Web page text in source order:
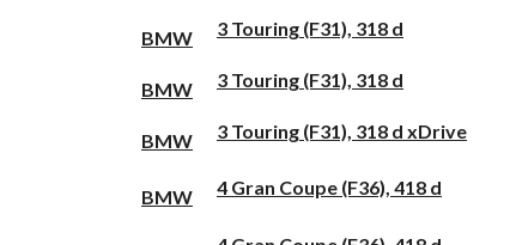
BMW 3 Touring (F31), 318 d
BMW 3 Touring (F31), 318 d
BMW 3 Touring (F31), 318 d xDrive
BMW 4 Gran Coupe (F36), 418 d